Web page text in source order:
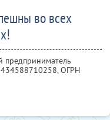
во всех
предприниматель
, ОГРН